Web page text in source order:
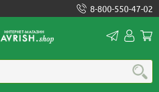
8-800-550-47-02